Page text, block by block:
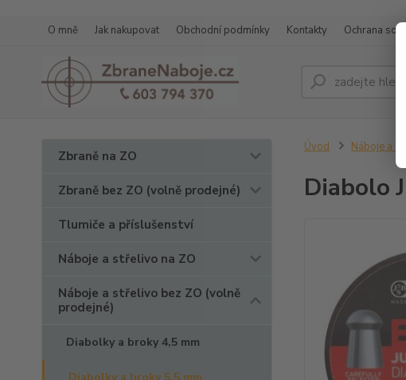
O mně Jak nakupovat Obchodní podmínky Kontakty Ochrana
Zbraně na ZO
Zbraně bez ZO (volně prodejné)
Tlumiče a příslušenství
Náboje a střelivo na ZO
Náboje a střelivo bez ZO (volně
prodejné)
Diabolky a broky 4,5 mm
Úvod Náboje a
Diabolo